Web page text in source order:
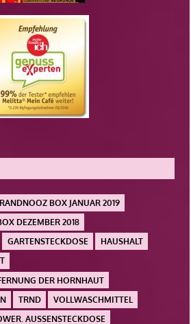
BOX JANUAR 2019
DEZEMBER 2018
GARTENSTECKDOSE
HAUSHALT
DER HORNHAUT
TRND
VOLLWASCHMITTEL
AUSSENSTECKDOSE